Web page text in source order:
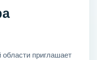
приглашает